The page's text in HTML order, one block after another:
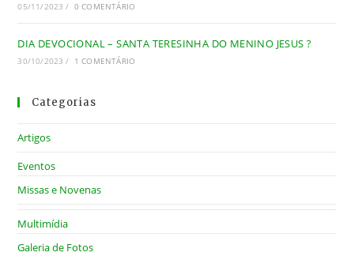
05/11/2023 / 0 COMENTÁRIO
DIA DEVOCIONAL – SANTA TERESINHA DO MENINO JESUS ?
30/10/2023 / 1 COMENTÁRIO
Categorias
Artigos
Eventos
Missas e Novenas
Multimídia
Galeria de Fotos